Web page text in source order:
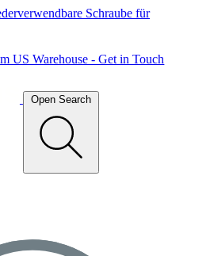
Schraube für
US Warehouse - Get in Touch
Open Search